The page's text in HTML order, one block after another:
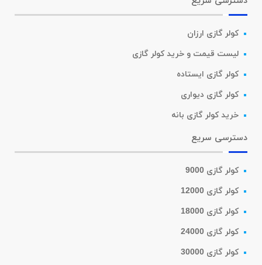
کولر گازی ارزان
لیست قیمت و خرید کولر گازی
کولر گازی ایستاده
کولر گازی دیواری
خرید کولر گازی بانه
دسترسی سریع
کولر گازی 9000
کولر گازی 12000
کولر گازی 18000
کولر گازی 24000
کولر گازی 30000